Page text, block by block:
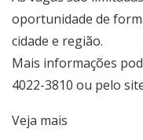
oportunidade de
cidade e região.
Mais informações
4022-3810 ou pelo
Veja mais